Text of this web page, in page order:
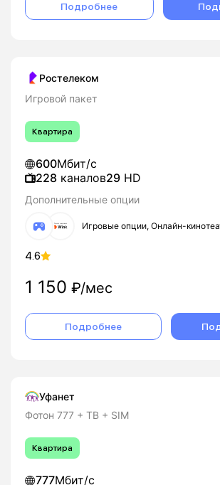
Подробнее
Ростелеком
Игровой пакет
Квартира
600Мбит/с
228 каналов29 HD
Дополнительные опции
Игровые опции, Онлайн-
4.6
1 150 ₽/мес
Подробнее
Уфанет
Фотон 777 + ТВ + SIM
Квартира
777Мбит/с